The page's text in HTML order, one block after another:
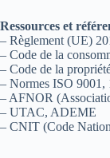
Ressources et
– Règlement (UE)
– Code de la
– Code de la
– Normes ISO
– AFNOR
– UTAC, ADEME
– CNIT (Code